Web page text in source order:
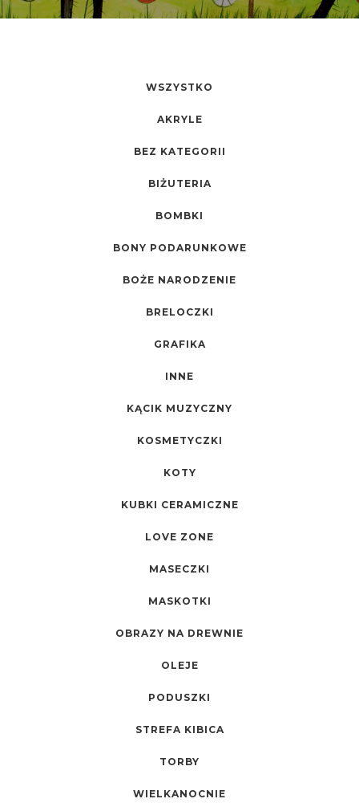
WSZYSTKO
AKRYLE
BEZ KATEGORII
BIŻUTERIA
BOMBKI
BONY PODARUNKOWE
BOŻE NARODZENIE
BRELOCZKI
GRAFIKA
INNE
KĄCIK MUZYCZNY
KOSMETYCZKI
KOTY
KUBKI CERAMICZNE
LOVE ZONE
MASECZKI
MASKOTKI
OBRAZY NA DREWNIE
OLEJE
PODUSZKI
STREFA KIBICA
TORBY
WIELKANOCNIE